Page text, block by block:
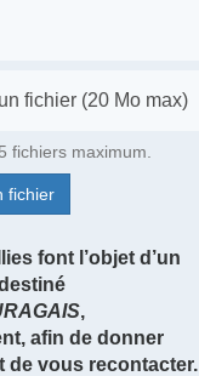
fichiers maximum.
fichier
font l’objet d’un
,
afin de donner
de vous recontacter.